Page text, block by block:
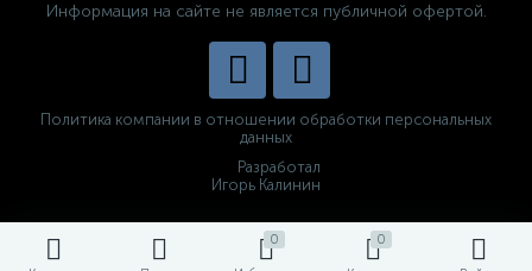
0 0
Информация на сайте не является публичной офертой.
Политика компании в отношении обработки персональных
данных
Разработал
Игорь Калинин